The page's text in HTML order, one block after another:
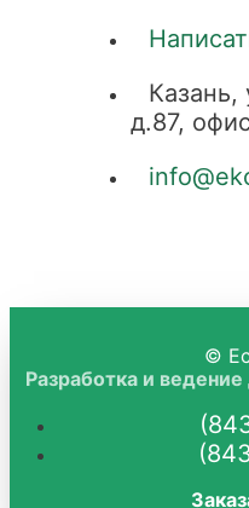
Казань,
д.87,
©
Разработка и